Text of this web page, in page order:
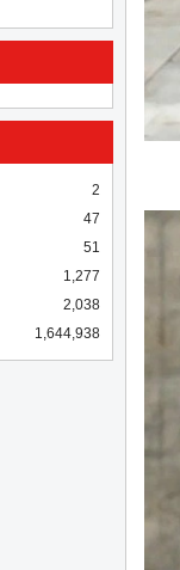
2
47
51
1,277
2,038
1,644,938